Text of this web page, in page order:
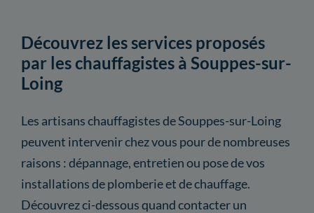
Découvrez les services proposés
par les chauffagistes à Souppes-sur-
Loing
Les artisans chauffagistes de Souppes-sur-Loing
peuvent intervenir chez vous pour de nombreuses
raisons : dépannage, entretien ou pose de vos
installations de plomberie et de chauffage.
Découvrez ci-dessous quand contacter un